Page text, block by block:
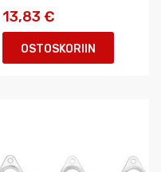
13,83 €
OSTOSKORIIN